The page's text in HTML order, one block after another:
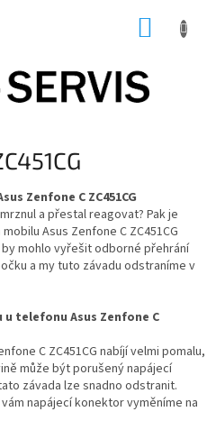
Zenfone C ZC451CG
a přestal reagovat? Pak je
Asus Zenfone C ZC451CG
mohlo vyřešit odborné přehrání
a my tuto závadu odstraníme v
telefonu Asus Zenfone C
C ZC451CG nabíjí velmi pomalu,
může být porušený napájecí
závada lze snadno odstranit.
napájecí konektor vyměníme na